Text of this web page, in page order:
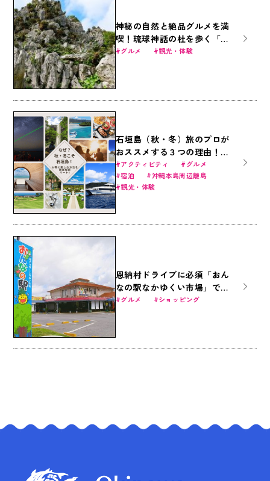
神秘の自然と絶品グルメを満
喫！琉球神話の杜を歩く「ア
スムイハイクス」
グルメ 観光・体験
石垣島（秋・冬）旅のプロが
おススメする３つの理由！
（1/4）～厳選の観光施設
編・体験アクティビティ編・
食事、お土産編を紹介～
アクティビティ
グルメ
宿泊
沖縄本島周辺離島
観光・体験
恩納村ドライブに必須「おん
なの駅なかゆくい市場」で沖
縄グルメを食べつくす！
グルメ ショッピング